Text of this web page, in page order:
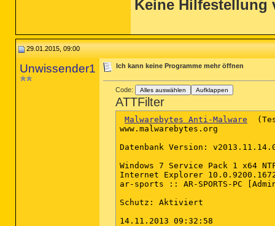
Keine Hilfestellung
29.01.2015, 09:00
Unwissender1 Ich kann keine Programme mehr öffnen
Code: Alles auswählen Aufklappen
ATTFilter
Malwarebytes Anti-Malware
www.malwarebytes.org
Datenbank Version:
Windows 7 Service Pack 1 x64
Internet Explorer
ar-sports :: AR-SPORTS-PC
Schutz: Aktiviert
14.11.2013 09:32:58